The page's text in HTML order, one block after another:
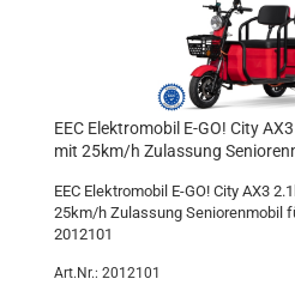
EEC Elektromobil E-GO! City
mit 25km/h Zulassung
EEC Elektromobil E-GO! City AX3
25km/h Zulassung Seniorenmobil
2012101
Art.Nr.: 2012101